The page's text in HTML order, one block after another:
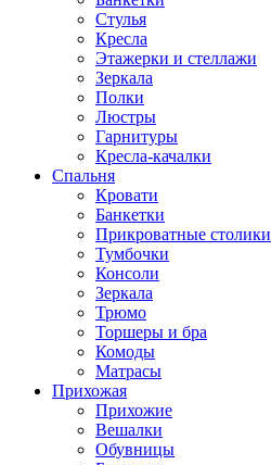
Стулья
Кресла
Этажерки и стеллажи
Зеркала
Полки
Люстры
Гарнитуры
Кресла-качалки
Спальня
Кровати
Банкетки
Прикроватные столики
Тумбочки
Консоли
Зеркала
Трюмо
Торшеры и бра
Комоды
Матрасы
Прихожая
Прихожие
Вешалки
Обувницы